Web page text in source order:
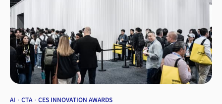
AI CTA CES INNOVATION AWARDS